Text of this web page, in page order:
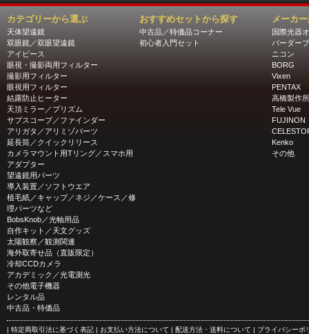
カテゴリーから選ぶ
天体望遠鏡
双眼鏡／双眼望遠鏡
アイピース
眼視・撮影両用フィルター
撮影用フィルター
眼視用フィルター
結露防止ヒーター
天頂ミラー／プリズム
サブスコープ／ファインダー
アリガタ／アリミゾパーツ
延長筒／クイックリリース
カメラマウント用Tリング／スマホ用
アダプター
望遠鏡用パーツ
導入装置／ソフトウエア
植毛紙／キャップ／ネジ／ケース／修
理パーツなど
BobsKnob／光軸用品
自作キット／天文グッズ
太陽観察／観測関連
海外取寄せ品（直販限定）
冷却CCDカメラ
アカデミック／光電測光
その他電子機器
レンタル品
中古品・特価品
おすすめセットから探す
中古品／特価品コーナー
初心者入門セット
メーカ
国際光器
バーダー
ニコン
BORG
Vixen
PENTAX
高橋製作所
Tele Vue
FUJINON
Kenko
その他
| 特定商取引法に基づく表記 | お支払い方法について | 配送方法・送料について | プライバシーポ